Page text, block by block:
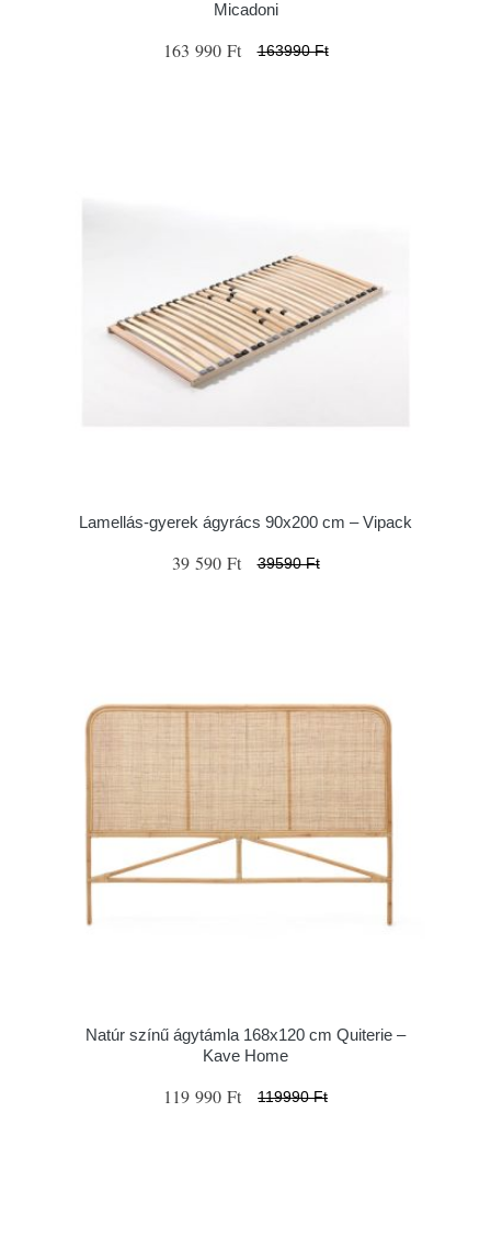
Micadoni
163 990 Ft 163990 Ft
Lamellás-gyerek ágyrács 90x200 cm – Vipack
39 590 Ft 39590 Ft
Natúr színű ágytámla 168x120 cm Quiterie –
Kave Home
119 990 Ft 119990 Ft